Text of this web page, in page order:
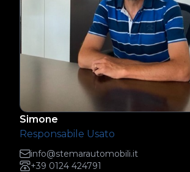
Simone
Responsabile Usato
info@stemarautomobili.it
+39 0124 424791